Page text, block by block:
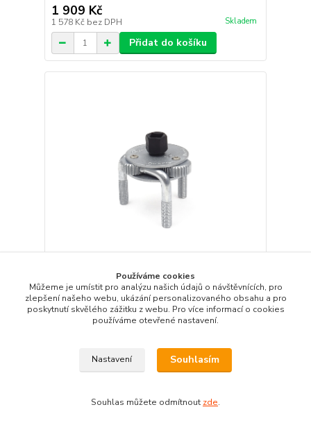
1 909 Kč
1 578 Kč bez DPH Skladem
Přidat do košíku
Samostavitelný tříramenný klíč na olejové filtry
65 - 120 mm - JONNESWAY AI050001
Přidat do košíku
Používáme cookies
Můžeme je umístit pro analýzu našich údajů o návštěvnících, pro
zlepšení našeho webu, ukázání personalizovaného obsahu a pro
poskytnutí skvělého zážitku z webu. Pro více informací o cookies
používáme otevřené nastavení.
Nastavení Souhlasím
Souhlas můžete odmítnout zde.